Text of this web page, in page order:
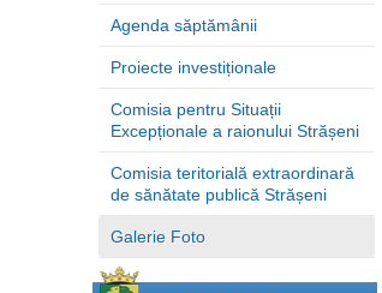
Agenda săptămânii
Proiecte investiționale
Comisia pentru Situații
Excepționale a raionului Strășeni
Comisia teritorială extraordinară
de sănătate publică Strășeni
Galerie Foto